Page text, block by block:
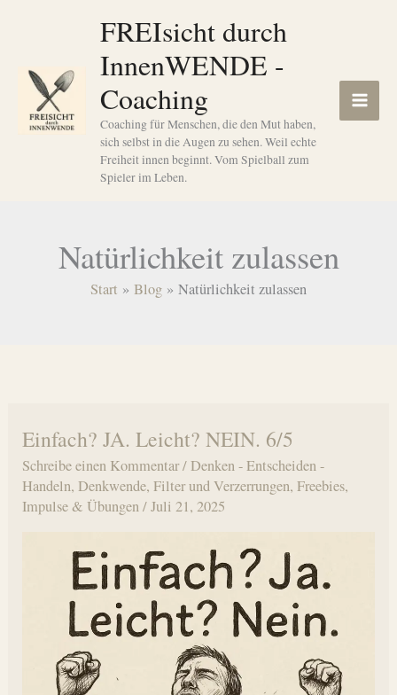
FREIsicht durch
InnenWENDE -
Coaching
Coaching für Menschen, die den Mut haben,
sich selbst in die Augen zu sehen. Weil echte
Freiheit innen beginnt. Vom Spielball zum
Spieler im Leben.
Natürlichkeit zulassen
Start Blog Natürlichkeit zulassen
Einfach? JA. Leicht? NEIN. 6/5
Schreibe einen Kommentar/Denken - Entscheiden -
Handeln,Denkwende,Filter und Verzerrungen,Freebies,
Impulse & Übungen/Juli 21, 2025